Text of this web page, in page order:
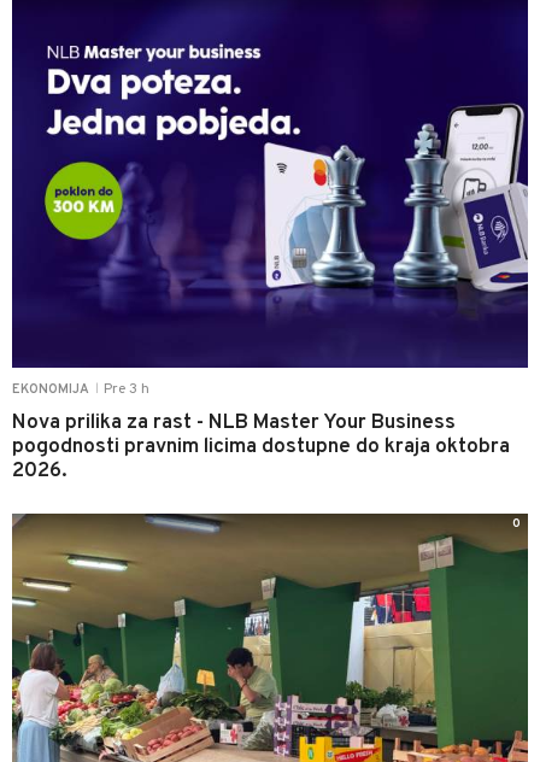
EKONOMIJA Pre 3 h
Nova prilika za rast - NLB Master Your Business
pogodnosti pravnim licima dostupne do kraja oktobra
2026.
0